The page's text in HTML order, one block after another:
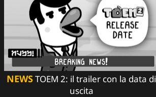
NEWSTOEM 2: il trailer con la data di
uscita